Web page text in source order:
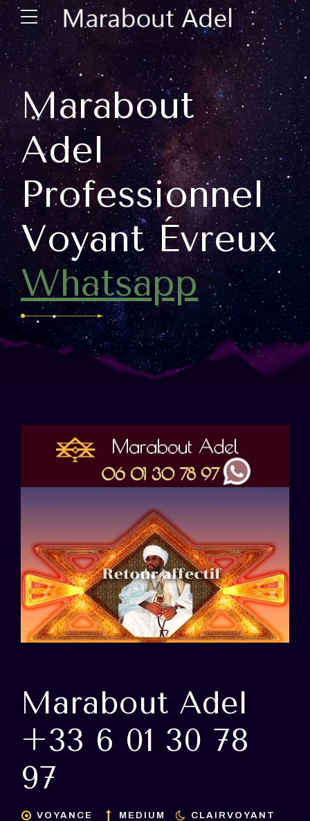
Marabout
Adel
Professionnel
Voyant Évreux
Whatsapp
Marabout Adel
+33 6 01 30 78
97
VOYANCE MEDIUM CLAIRVOYANT